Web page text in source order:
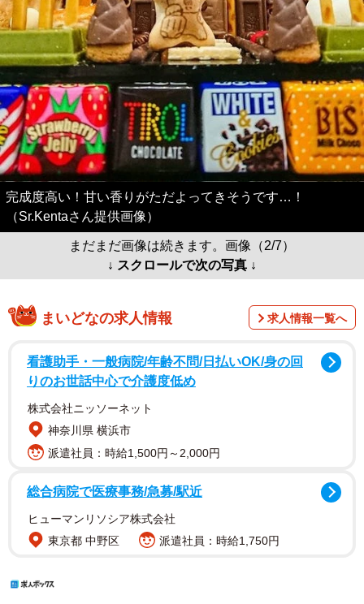
完成度高い！甘い香りがただよってきそうです…！
（Sr.Kentaさん提供画像）
まだまだ画像は続きます。画像（2/7）
↓ スクロールで次の写真 ↓
まいどなの求人情報 求人情報一覧へ
看護助手・一般病院/年齢不問/日払いOK/身の回
りのお世話中心で介護度低め
株式会社ニッソーネット
神奈川県 横浜市
派遣社員：時給1,500円～2,000円
総合病院で医療事務/急募/駅近
ヒューマンリソシア株式会社
東京都 中野区
派遣社員：時給1,750円